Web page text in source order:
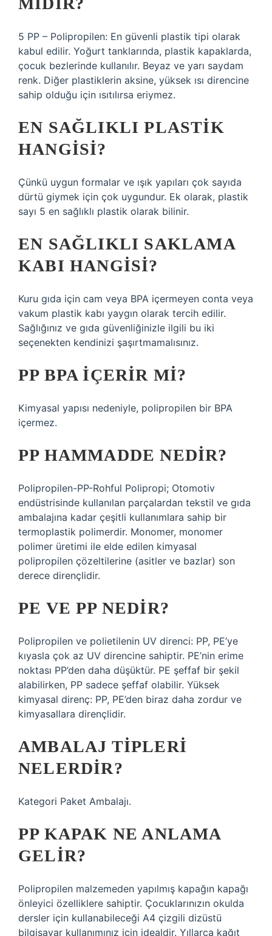
5 PP – Polipropilen: En güvenli plastik tipi olarak
kabul edilir. Yoğurt tanklarında, plastik kapaklarda,
çocuk bezlerinde kullanılır. Beyaz ve yarı saydam
renk. Diğer plastiklerin aksine, yüksek ısı direncine
sahip olduğu için ısıtılırsa eriymez.
EN SAĞLIKLI PLASTIK
HANGISI?
Çünkü uygun formalar ve ışık yapıları çok sayıda
dürtü giymek için çok uygundur. Ek olarak, plastik
sayı 5 en sağlıklı plastik olarak bilinir.
EN SAĞLIKLI SAKLAMA
KABI HANGISI?
Kuru gıda için cam veya BPA içermeyen conta veya
vakum plastik kabı yaygın olarak tercih edilir.
Sağlığınız ve gıda güvenliğinizle ilgili bu iki
seçenekten kendinizi şaşırtmamalısınız.
PP BPA IÇERIR MI?
Kimyasal yapısı nedeniyle, polipropilen bir BPA
içermez.
PP HAMMADDE NEDIR?
Polipropilen-PP-Rohful Polipropi; Otomotiv
endüstrisinde kullanılan parçalardan tekstil ve gıda
ambalajına kadar çeşitli kullanımlara sahip bir
termoplastik polimerdir. Monomer, monomer
polimer üretimi ile elde edilen kimyasal
polipropilen çözeltilerine (asitler ve bazlar) son
derece dirençlidir.
PE VE PP NEDIR?
Polipropilen ve polietilenin UV direnci: PP, PE’ye
kıyasla çok az UV direncine sahiptir. PE’nin erime
noktası PP’den daha düşüktür. PE şeffaf bir şekil
alabilirken, PP sadece şeffaf olabilir. Yüksek
kimyasal direnç: PP, PE’den biraz daha zordur ve
kimyasallara dirençlidir.
AMBALAJ TIPLERI
NELERDIR?
Kategori Paket Ambalajı.
PP KAPAK NE ANLAMA
GELIR?
Polipropilen malzemeden yapılmış kapağın kapağı
önleyici özelliklere sahiptir. Çocuklarınızın okulda
dersler için kullanabileceği A4 çizgili dizüstü
bilgisayar kullanımınız için idealdir. Yıllarca kağıt